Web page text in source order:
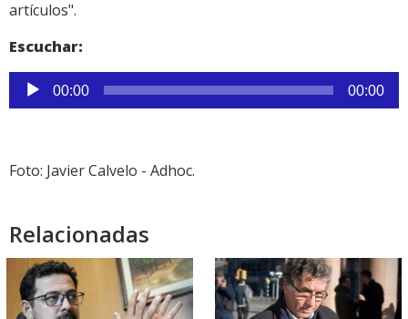
artículos".
Escuchar:
Reproductor
de
00:00 00:00
Foto: Javier Calvelo - Adhoc.
Relacionadas